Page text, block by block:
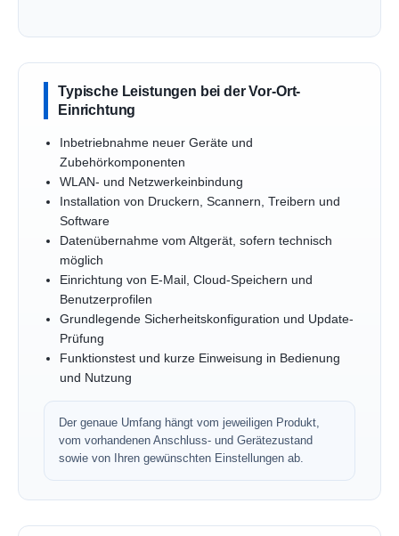
Typische Leistungen bei der Vor-Ort-
Einrichtung
Inbetriebnahme neuer Geräte und
Zubehörkomponenten
WLAN- und Netzwerkeinbindung
Installation von Druckern, Scannern, Treibern und
Software
Datenübernahme vom Altgerät, sofern technisch
möglich
Einrichtung von E-Mail, Cloud-Speichern und
Benutzerprofilen
Grundlegende Sicherheitskonfiguration und Update-
Prüfung
Funktionstest und kurze Einweisung in Bedienung
und Nutzung
Der genaue Umfang hängt vom jeweiligen Produkt,
vom vorhandenen Anschluss- und Gerätezustand
sowie von Ihren gewünschten Einstellungen ab.